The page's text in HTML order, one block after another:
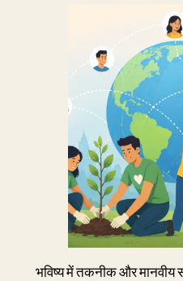
भविष्य में तकनीक और